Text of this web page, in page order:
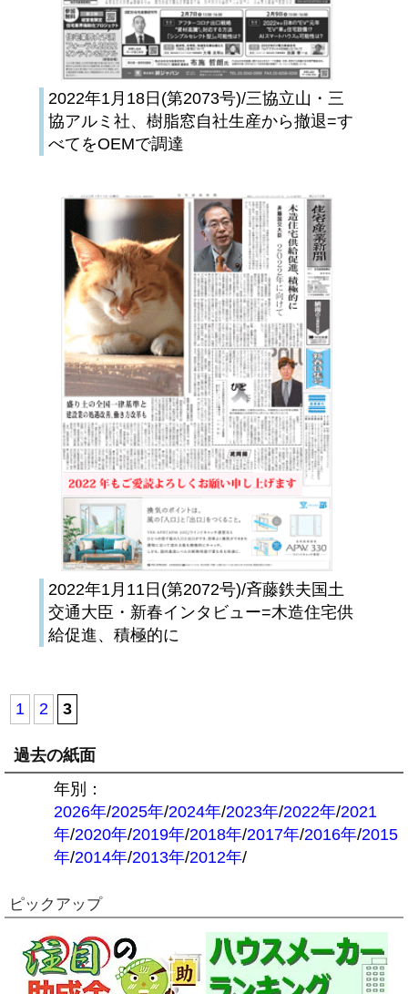
2022年1月18日(第2073号)/三協立山・三
協アルミ社、樹脂窓自社生産から撤退=す
べてをOEMで調達
2022年1月11日(第2072号)/斉藤鉄夫国土
交通大臣・新春インタビュー=木造住宅供
給促進、積極的に
1 2 3
過去の紙面
年別：
2026年/2025年/2024年/2023年/2022年/2021
年/2020年/2019年/2018年/2017年/2016年/2015
年/2014年/2013年/2012年/
ピックアップ